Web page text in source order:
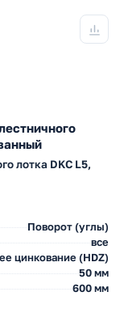
лотка DKC L5,
Поворот (углы)
все
цинкование (HDZ)
50 мм
600 мм